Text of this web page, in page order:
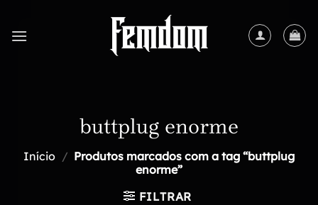
content
buttplug enorme
Início / Produtos marcados com a tag “buttplug
enorme”
FILTRAR